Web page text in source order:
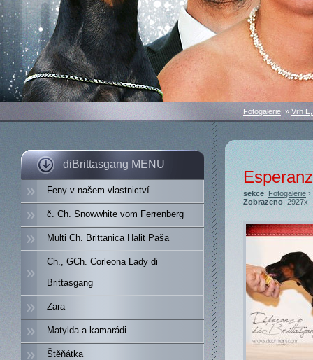
diBrittasgang MENU
Feny v našem vlastnictví
č. Ch. Snowwhite vom Ferrenberg
Multi Ch. Brittanica Halit Paša
Ch., GCh. Corleona Lady di
Brittasgang
Zara
Matylda a kamarádi
Štěňátka
Fotogalerie » Vrh
sekce:Fotogalerie›
Zobrazeno: 2927x